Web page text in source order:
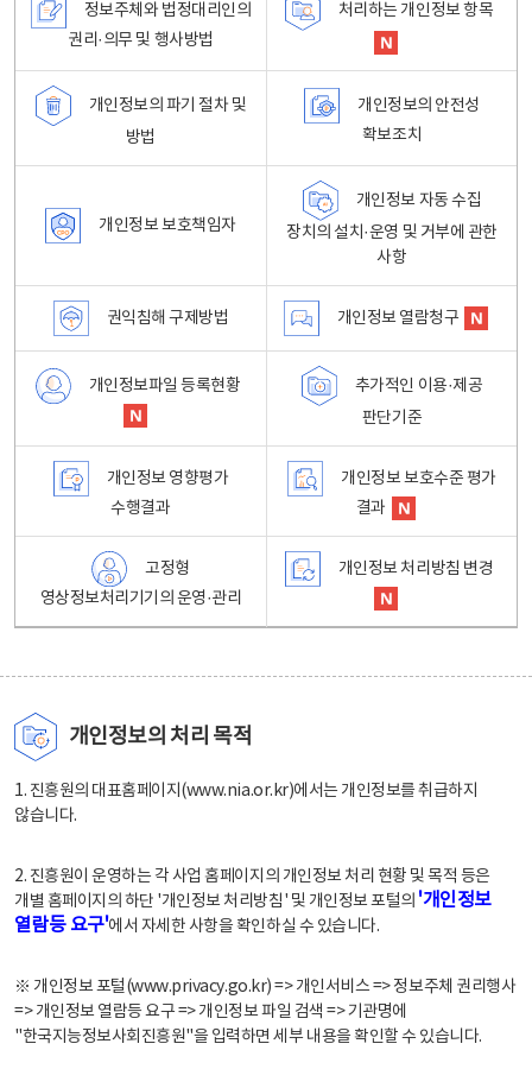
정보주체와 법정대리인의
권리·의무 및 행사방법
처리하는 개인정보 항목
개인정보의 파기 절차 및
방법
개인정보의 안전성
확보조치
개인정보 보호책임자
개인정보 자동 수집
장치의 설치·운영 및 거부에 관한
사항
권익침해 구제방법 개인정보 열람청구
개인정보파일 등록현황
추가적인 이용·제공
판단기준
개인정보 영향평가
수행결과
개인정보 보호수준 평가
결과
고정형
영상정보처리기기의 운영·관리
개인정보 처리방침 변경
개인정보의 처리 목적
1. 진흥원의 대표홈페이지(www.nia.or.kr)에서는 개인정보를 취급하지
않습니다.
2. 진흥원이 운영하는 각 사업 홈페이지의 개인정보 처리 현황 및 목적 등은
개별 홈페이지의 하단 '개인정보 처리방침' 및 개인정보 포털의 '개인정보
열람등 요구'에서 자세한 사항을 확인하실 수 있습니다.
※ 개인정보 포털(www.privacy.go.kr) => 개인서비스 => 정보주체 권리행사
=> 개인정보 열람등 요구 => 개인정보 파일 검색 => 기관명에
"한국지능정보사회진흥원"을 입력하면 세부 내용을 확인할 수 있습니다.